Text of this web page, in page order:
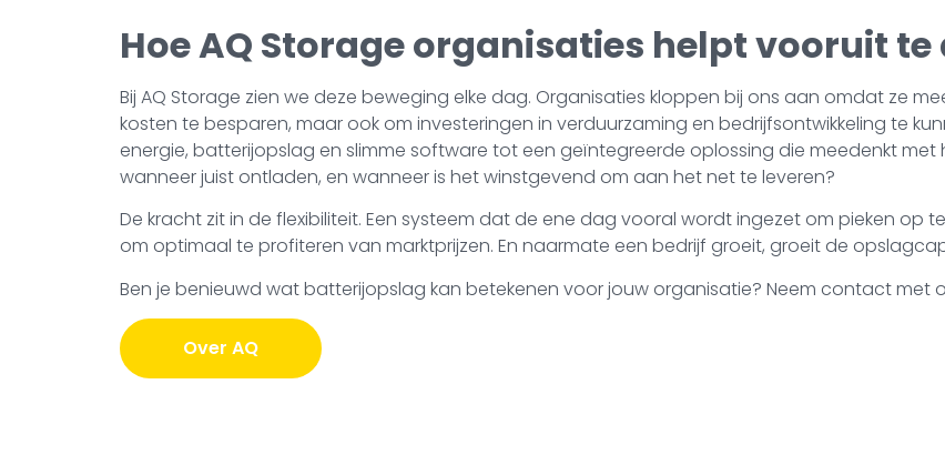
Hoe AQ Storage organisaties helpt vooruit te
Bij AQ Storage zien we deze beweging elke dag. Organisaties kloppen bij ons aan omdat ze
kosten te besparen, maar ook om investeringen in verduurzaming en bedrijfsontwikkeling te
energie, batterijopslag en slimme software tot een geïntegreerde oplossing die meedenkt
wanneer juist ontladen, en wanneer is het winstgevend om aan het net te leveren?
De kracht zit in de flexibiliteit. Een systeem dat de ene dag vooral wordt ingezet om pieken
om optimaal te profiteren van marktprijzen. En naarmate een bedrijf groeit, groeit de
Ben je benieuwd wat batterijopslag kan betekenen voor jouw organisatie? Neem contact met
Over AQ